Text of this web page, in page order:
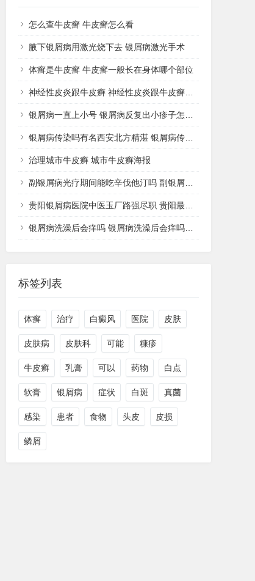
怎么查牛皮癣 牛皮癣怎么看
腋下银屑病用激光烧下去 银屑病激光手术
体癣是牛皮癣 牛皮癣一般长在身体哪个部位
神经性皮炎跟牛皮癣 神经性皮炎跟牛皮癣哪个好治
银屑病一直上小号 银屑病反复出小疹子怎么办好
银屑病传染吗有名西安北方精湛 银屑病传播途径
治理城市牛皮癣 城市牛皮癣海报
副银屑病光疗期间能吃辛伐他汀吗 副银屑病可以擦激素药膏吗
贵阳银屑病医院中医玉厂路强尽职 贵阳最好的银屑病中医院
银屑病洗澡后会痒吗 银屑病洗澡后会痒吗怎么治疗
标签列表
体癣 治疗 白癜风 医院 皮肤
皮肤病 皮肤科 可能 糠疹
牛皮癣 乳膏 可以 药物 白点
软膏 银屑病 症状 白斑 真菌
感染 患者 食物 头皮 皮损
鳞屑